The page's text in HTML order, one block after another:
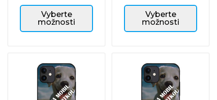
Vyberte
možnosti
Vyberte
možnosti